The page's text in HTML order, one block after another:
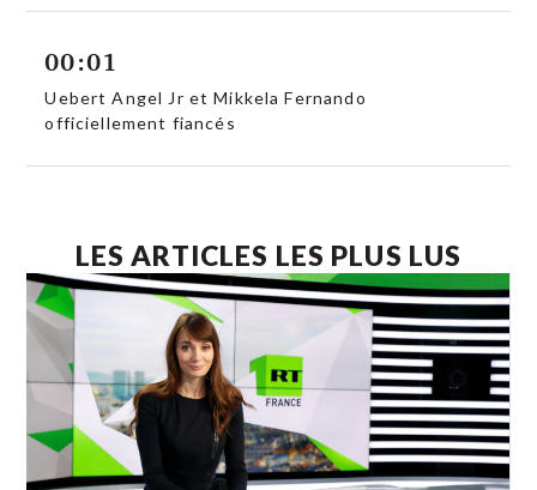
00:01
Uebert Angel Jr et Mikkela Fernando
officiellement fiancés
LES ARTICLES LES PLUS LUS